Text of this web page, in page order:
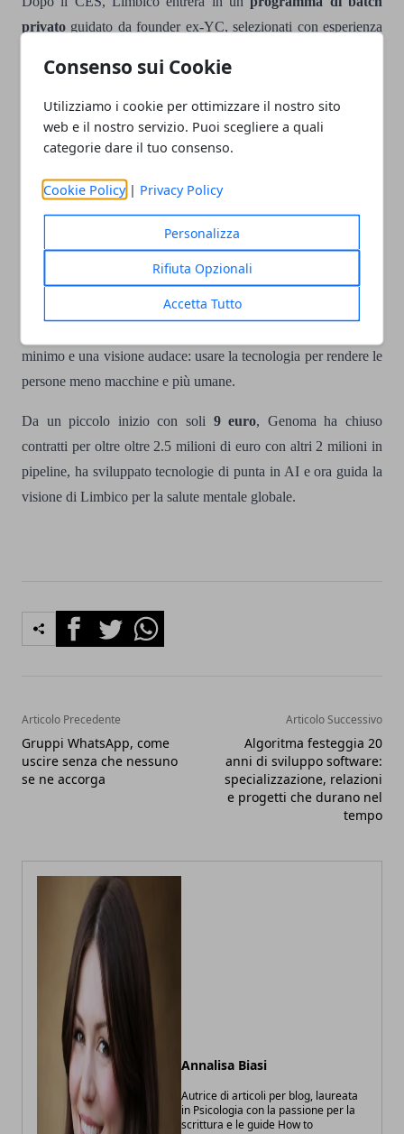
Consenso sui Cookie
Utilizziamo i cookie per ottimizzare il nostro sito
web e il nostro servizio. Puoi scegliere a quali
categorie dare il tuo consenso.
Cookie Policy | Privacy Policy
Personalizza
Rifiuta Opzionali
Accetta Tutto
privato guidato da founder ex-YC, selezionati con esperienza
Questo percorso intensivo permetterà al team di accelerare lo
sviluppo prodotto e la scalabilitàcommerciale internazionale
di Limbico
Informazioni su Limbico e Genoma
Limbicoè un sistema AI di salute mentale basato su dati
biometrici e contesto comportamentale, progettato per tradurre
segnali mentali in insight azionabili e predittivi, con l’obbiettivo
di migliorare benessere, performance e longevità mentale.
minimo e una visione audace: usare la tecnologia per rendere le
persone meno macchine e più umane.
Da un piccolo inizio con soli 9 euro, Genoma ha chiuso
contratti per oltre oltre 2.5 milioni di euro con altri 2 milioni in
pipeline, ha sviluppato tecnologie di punta in AI e ora guida la
visione di Limbico per la salute mentale globale.
FacebookTwitterWhatsapp
Articolo Precedente
Gruppi WhatsApp, come
uscire senza che nessuno
se ne accorga
Articolo Successivo
Algoritma festeggia 20
anni di sviluppo software:
specializzazione, relazioni
e progetti che durano nel
tempo
Annalisa Biasi
Autrice di articoli per blog, laureata
in Psicologia con la passione per la
scrittura e le guide How to